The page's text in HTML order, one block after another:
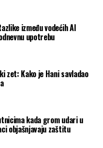
između vodećih AI
upotrebu
zet: Kako je Hani savladao
kada grom udari u
objašnjavaju zaštitu